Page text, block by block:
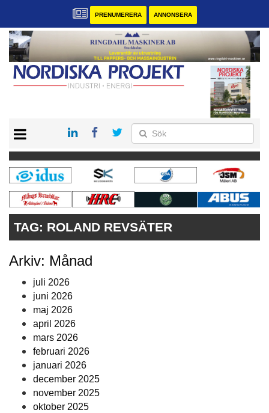
PRENUMERERA ANNONSERA
KONTAKT
VÅRA ANDRA MAGASIN
PRENUMERERA
ANNONSERA
TAG: ROLAND REVSÄTER
Arkiv: Månad
juli 2026
juni 2026
maj 2026
april 2026
mars 2026
februari 2026
januari 2026
december 2025
november 2025
oktober 2025